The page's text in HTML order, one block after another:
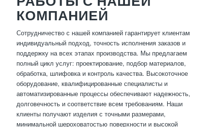
КОМПАНИЕЙ
Сотрудничество с нашей компанией гарантирует клиентам
индивидуальный подход, точность исполнения заказов и
поддержку на всех этапах производства. Мы предлагаем
полный цикл услуг: проектирование, подбор материалов,
обработка, шлифовка и контроль качества. Высокоточное
оборудование, квалифицированные специалисты и
автоматизированные процессы обеспечивают надежность,
долговечность и соответствие всем требованиям. Наши
клиенты получают изделия с точными размерами,
минимальной шероховатостью поверхности и высокой